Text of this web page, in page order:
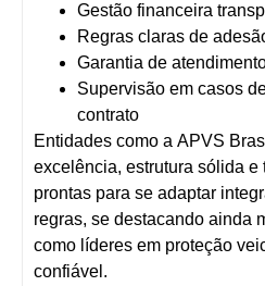
Gestão financeira
Regras claras de
Garantia de
Supervisão em casos
contrato
Entidades como a APVS
excelência, estrutura sólida e
prontas para se adaptar
regras, se destacando ainda
como líderes em proteção
confiável.